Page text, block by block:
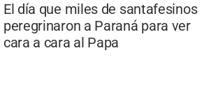
El día que miles de santafesinos
peregrinaron a Paraná para ver
cara a cara al Papa